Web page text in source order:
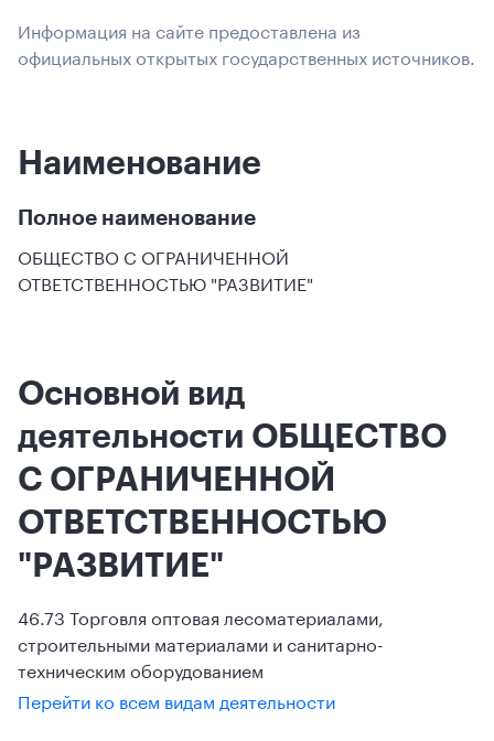
Информация на сайте предоставлена из
официальных открытых государственных источников.
Наименование
Полное наименование
ОБЩЕСТВО С ОГРАНИЧЕННОЙ
ОТВЕТСТВЕННОСТЬЮ "РАЗВИТИЕ"
Основной вид
деятельности ОБЩЕСТВО
С ОГРАНИЧЕННОЙ
ОТВЕТСТВЕННОСТЬЮ
"РАЗВИТИЕ"
46.73 Торговля оптовая лесоматериалами,
строительными материалами и санитарно-
техническим оборудованием
Перейти ко всем видам деятельности